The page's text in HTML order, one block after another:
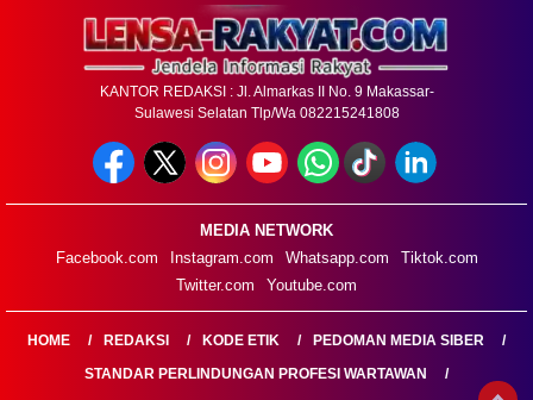
KANTOR REDAKSI : Jl. Almarkas II No. 9 Makassar-
Sulawesi Selatan Tlp/Wa 082215241808
MEDIA NETWORK
Facebook.com
Instagram.com Whatsapp.com
Tiktok.com
Twitter.com
Youtube.com
HOME REDAKSI KODE ETIK
PEDOMAN MEDIA SIBER
STANDAR PERLINDUNGAN PROFESI WARTAWAN